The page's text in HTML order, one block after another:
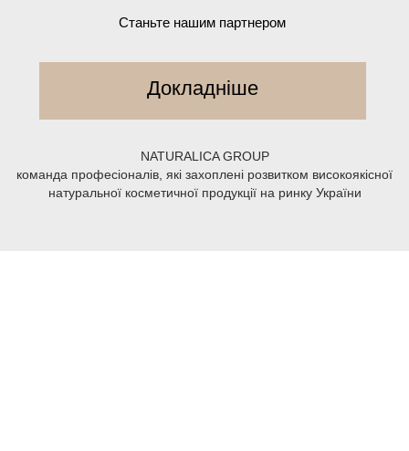
Станьте нашим партнером
Докладніше
NATURALICA GROUP
команда професіоналів, які захоплені розвитком високоякісної
натуральної косметичної продукції на ринку України